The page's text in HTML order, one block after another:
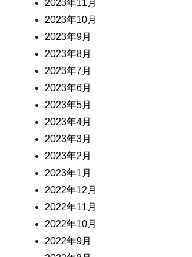
2023年11月
2023年10月
2023年9月
2023年8月
2023年7月
2023年6月
2023年5月
2023年4月
2023年3月
2023年2月
2023年1月
2022年12月
2022年11月
2022年10月
2022年9月